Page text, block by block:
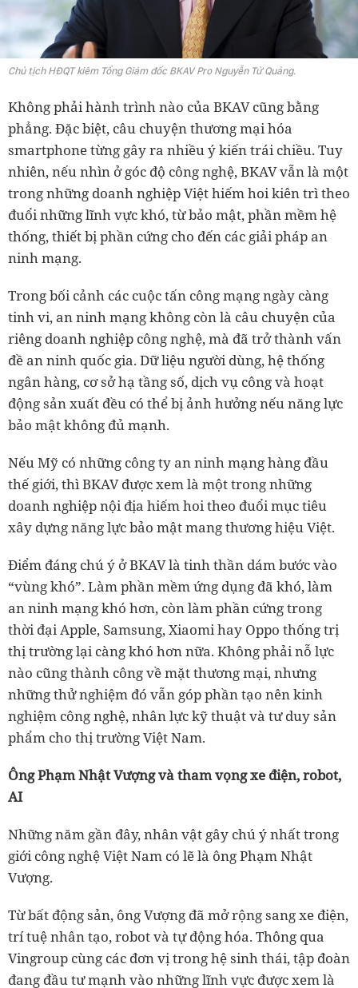
Chủ tịch HĐQT kiêm Tổng Giám đốc BKAV Pro Nguyễn Tử Quảng.
Không phải hành trình nào của BKAV cũng bằng
phẳng. Đặc biệt, câu chuyện thương mại hóa
smartphone từng gây ra nhiều ý kiến trái chiều. Tuy
nhiên, nếu nhìn ở góc độ công nghệ, BKAV vẫn là một
trong những doanh nghiệp Việt hiếm hoi kiên trì theo
đuổi những lĩnh vực khó, từ bảo mật, phần mềm hệ
thống, thiết bị phần cứng cho đến các giải pháp an
ninh mạng.
Trong bối cảnh các cuộc tấn công mạng ngày càng
tinh vi, an ninh mạng không còn là câu chuyện của
riêng doanh nghiệp công nghệ, mà đã trở thành vấn
đề an ninh quốc gia. Dữ liệu người dùng, hệ thống
ngân hàng, cơ sở hạ tầng số, dịch vụ công và hoạt
động sản xuất đều có thể bị ảnh hưởng nếu năng lực
bảo mật không đủ mạnh.
Nếu Mỹ có những công ty an ninh mạng hàng đầu
thế giới, thì BKAV được xem là một trong những
doanh nghiệp nội địa hiếm hoi theo đuổi mục tiêu
xây dựng năng lực bảo mật mang thương hiệu Việt.
Điểm đáng chú ý ở BKAV là tinh thần dám bước vào
“vùng khó”. Làm phần mềm ứng dụng đã khó, làm
an ninh mạng khó hơn, còn làm phần cứng trong
thời đại Apple, Samsung, Xiaomi hay Oppo thống trị
thị trường lại càng khó hơn nữa. Không phải nỗ lực
nào cũng thành công về mặt thương mại, nhưng
những thử nghiệm đó vẫn góp phần tạo nên kinh
nghiệm công nghệ, nhân lực kỹ thuật và tư duy sản
phẩm cho thị trường Việt Nam.
Ông Phạm Nhật Vượng và tham vọng xe điện, robot,
AI
Những năm gần đây, nhân vật gây chú ý nhất trong
giới công nghệ Việt Nam có lẽ là ông Phạm Nhật
Vượng.
Từ bất động sản, ông Vượng đã mở rộng sang xe điện,
trí tuệ nhân tạo, robot và tự động hóa. Thông qua
Vingroup cùng các đơn vị trong hệ sinh thái, tập đoàn
đang đầu tư mạnh vào những lĩnh vực được xem là